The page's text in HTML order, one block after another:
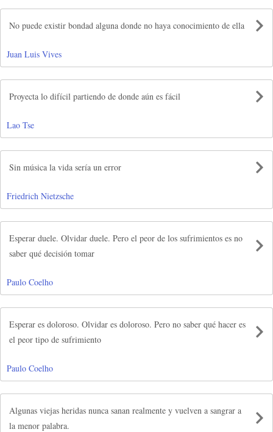
No puede existir bondad alguna donde no haya conocimiento de ella
Juan Luis Vives
Proyecta lo difícil partiendo de donde aún es fácil
Lao Tse
Sin música la vida sería un error
Friedrich Nietzsche
Esperar duele. Olvidar duele. Pero el peor de los sufrimientos es no
saber qué decisión tomar
Paulo Coelho
Esperar es doloroso. Olvidar es doloroso. Pero no saber qué hacer es
el peor tipo de sufrimiento
Paulo Coelho
Algunas viejas heridas nunca sanan realmente y vuelven a sangrar a
la menor palabra.